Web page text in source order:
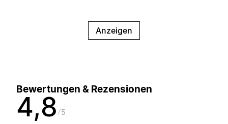
Anzeigen
Bewertungen & Rezensionen
4,8 5